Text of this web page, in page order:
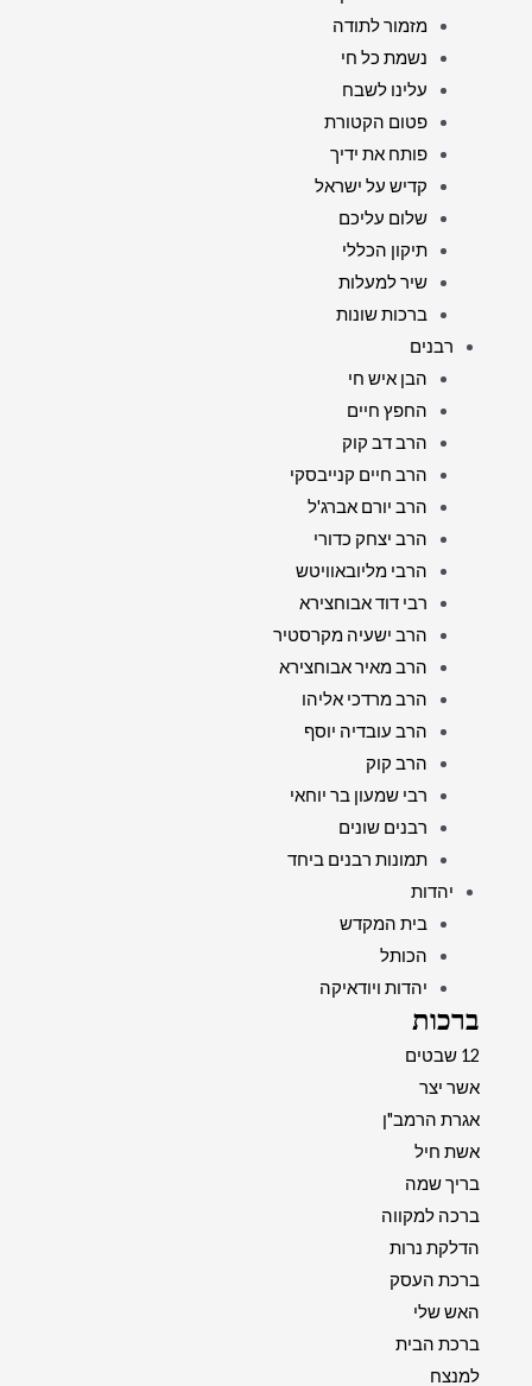
מזמור לתודה
נשמת כל חי
עלינו לשבח
פטום הקטורת
פותח את ידיך
קדיש על ישראל
שלום עליכם
תיקון הכללי
שיר למעלות
ברכות שונות
רבנים
הבן איש חי
החפץ חיים
הרב דב קוק
הרב חיים קנייבסקי
הרב יורם אברג'ל
הרב יצחק כדורי
הרבי מליובאוויטש
רבי דוד אבוחצירא
הרב ישעיה מקרסטיר
הרב מאיר אבוחצירא
הרב מרדכי אליהו
הרב עובדיה יוסף
הרב קוק
רבי שמעון בר יוחאי
רבנים שונים
תמונות רבנים ביחד
יהדות
בית המקדש
הכותל
יהדות ויודאיקה
ברכות
12 שבטים
אשר יצר
אגרת הרמב"ן
אשת חיל
בריך שמה
ברכה למקווה
הדלקת נרות
ברכת העסק
האש שלי
ברכת הבית
למנצח